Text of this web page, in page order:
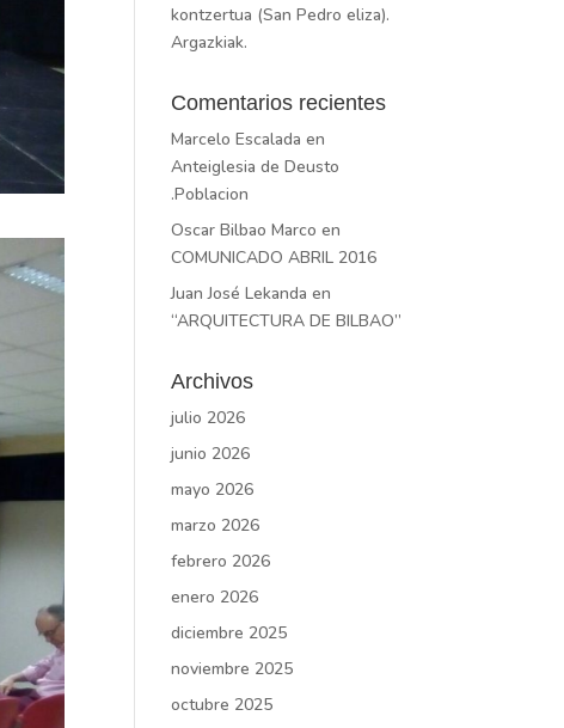
kontzertua (San Pedro eliza).
Argazkiak.
Comentarios recientes
Marcelo Escalada en
Anteiglesia de Deusto
.Poblacion
Oscar Bilbao Marco en
COMUNICADO ABRIL 2016
Juan José Lekanda en
“ARQUITECTURA DE BILBAO”
Archivos
julio 2026
junio 2026
mayo 2026
marzo 2026
febrero 2026
enero 2026
diciembre 2025
noviembre 2025
octubre 2025